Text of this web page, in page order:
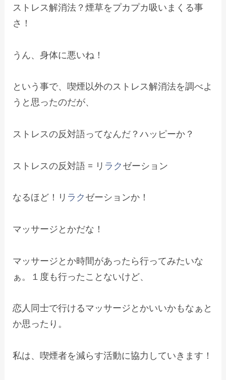
ストレス解消法？煙草をプカプカ吸いまくる事
さ！
うん、身体に悪いね！
という事で、喫煙以外のストレス解消法を調べよ
うと思ったのだが、
ストレスの反対語ってなんだ？ハッピーか？
ストレスの反対語 = リ ラクゼーション
なるほど！リ ラクゼーションか！
マッサージとかだな！
マッサージとか時間があったら行ってみたいな
ぁ。１度も行ったことないけど、
恋人同士で行けるマッサージとかいいかもなぁと
か思ったり。
私は、喫煙者を減らす活動に協力していきます！